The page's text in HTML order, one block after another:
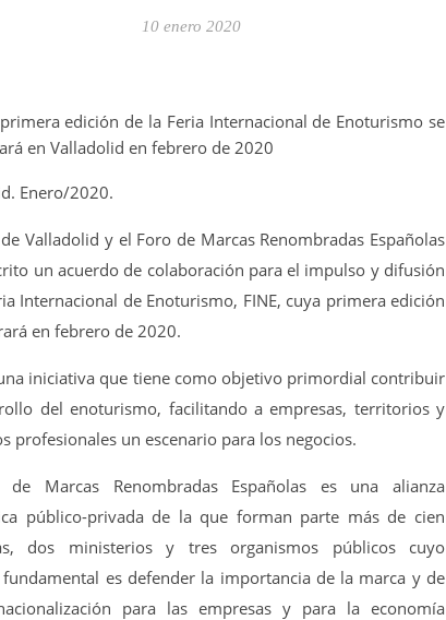
10 enero 2020
edición de la Feria Internacional de Enoturismo se
en Valladolid en febrero de 2020
Enero/2020.
Valladolid y el Foro de Marcas Renombradas Españolas
un acuerdo de colaboración para el impulso y difusión
Internacional de Enoturismo, FINE, cuya primera edición
en febrero de 2020.
iniciativa que tiene como objetivo primordial contribuir
del enoturismo, facilitando a empresas, territorios y
profesionales un escenario para los negocios.
Marcas Renombradas Españolas es una alianza
público-privada de la que forman parte más de cien
dos ministerios y tres organismos públicos cuyo
es defender la importancia de la marca y de
para las empresas y para la economía